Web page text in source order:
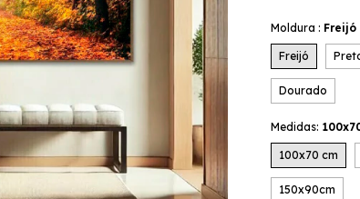
Moldura : Freijó
Freijó
Dourado
Medidas:
100x70 cm
150x90cm